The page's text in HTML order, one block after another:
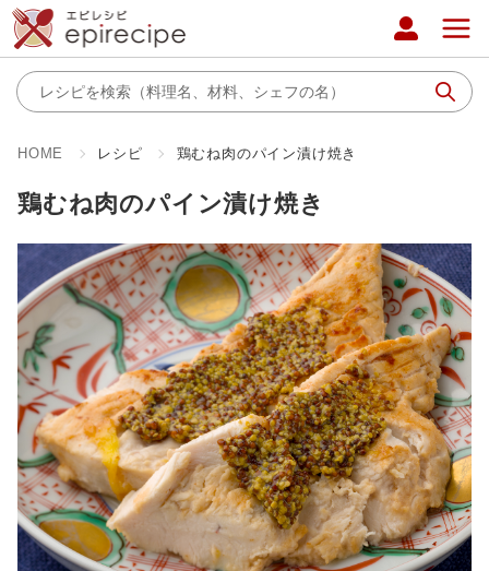
HOME レシピ 鶏むね肉のパイン漬け焼き
鶏むね肉のパイン漬け焼き